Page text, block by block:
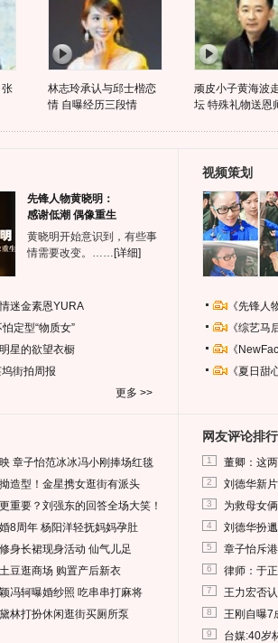
林志玲承认与邱士楷恋
情 自曝经历三段情
顽皮小子黄海波
坛 特殊礼物送恩
先锋人物黄晓明：
感谢低潮 偶像重生
黄晓明开始意识到，有些事
情需要改变。…… [详细]
迷金素恩YURA
定型“物质女”
星的欲望衣橱
街拍周报
更多 >>
视频策划
《先锋
《综艺
《
《夏日
章子怡范冰冰冯小刚捧场红毯
造型！金星携女逛街有派头
重要？刘强东的回答全场大笑！
8周年 杨阳洋轻抚妈妈孕肚
身长裙现身活动 仙气儿足
豆逛商场 购置产后新衣
冯轲曝婚纱照 吃串串打麻将
林打扮休闲逛街买厕所泵
网友评论排行
1 董卿：这
2 刘德华新
3 为救母女
4 刘德华扮
5 章子怡斥
6 律师：于
7 王力宏否
8 王刚自曝7
9 台媒:40岁